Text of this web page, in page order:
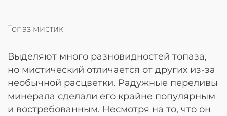
Топаз мистик
Выделяют много разновидностей топаза,
но мистический отличается от других из-за
необычной расцветки. Радужные переливы
минерала сделали его крайне популярным
и востребованным. Несмотря на то, что он